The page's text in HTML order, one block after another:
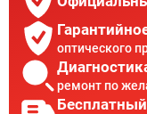
оптического
ремонт по